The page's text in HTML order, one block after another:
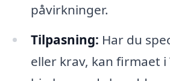
påvirkninger.
Tilpasning: Har du
eller krav, kan firmaet